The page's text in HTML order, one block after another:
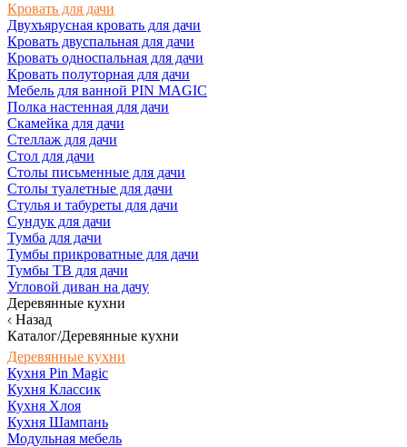
Кровать для дачи
Двухъярусная кровать для дачи
Кровать двуспальная для дачи
Кровать односпальная для дачи
Кровать полуторная для дачи
Мебель для ванной PIN MAGIC
Полка настенная для дачи
Скамейка для дачи
Стеллаж для дачи
Стол для дачи
Столы письменные для дачи
Столы туалетные для дачи
Стулья и табуреты для дачи
Сундук для дачи
Тумба для дачи
Тумбы прикроватные для дачи
Тумбы ТВ для дачи
Угловой диван на дачу
Деревянные кухни
Назад
Каталог/Деревянные кухни
Деревянные кухни
Кухня Pin Magic
Кухня Классик
Кухня Хлоя
Кухня Шампань
Модульная мебель